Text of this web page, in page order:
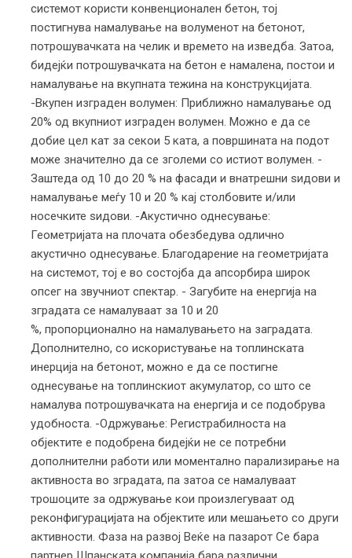
системот користи конвенционален бетон, тој
постигнува намалување на волуменот на бетонот,
потрошувачката на челик и времето на изведба. Затоа,
бидејќи потрошувачката на бетон е намалена, постои и
намалување на вкупната тежина на конструкцијата.
-Вкупен изграден волумен: Приближно намалување од
20% од вкупниот изграден волумен. Можно е да се
добие цел кат за секои 5 ката, а површината на подот
може значително да се зголеми со истиот волумен. -
Заштеда од 10 до 20 % на фасади и внатрешни ѕидови и
намалување меѓу 10 и 20 % кај столбовите и/или
носечките ѕидови. -Акустично однесување:
Геометријата на плочата обезбедува одлично
акустично однесување. Благодарение на геометријата
на системот, тој е во состојба да апсорбира широк
опсег на звучниот спектар. - Загубите на енергија на
зградата се намалуваат за 10 и 20
%, пропорционално на намалувањето на заградата.
Дополнително, со искористување на топлинската
инерција на бетонот, можно е да се постигне
однесување на топлинскиот акумулатор, со што се
намалува потрошувачката на енергија и се подобрува
удобноста. -Одржување: Регистрабилноста на
објектите е подобрена бидејќи не се потребни
дополнителни работи или моментално парализирање на
активноста во зградата, па затоа се намалуваат
трошоците за одржување кои произлегуваат од
реконфигурацијата на објектите или мешањето со други
активности. Фаза на развој Веќе на пазарот Се бара